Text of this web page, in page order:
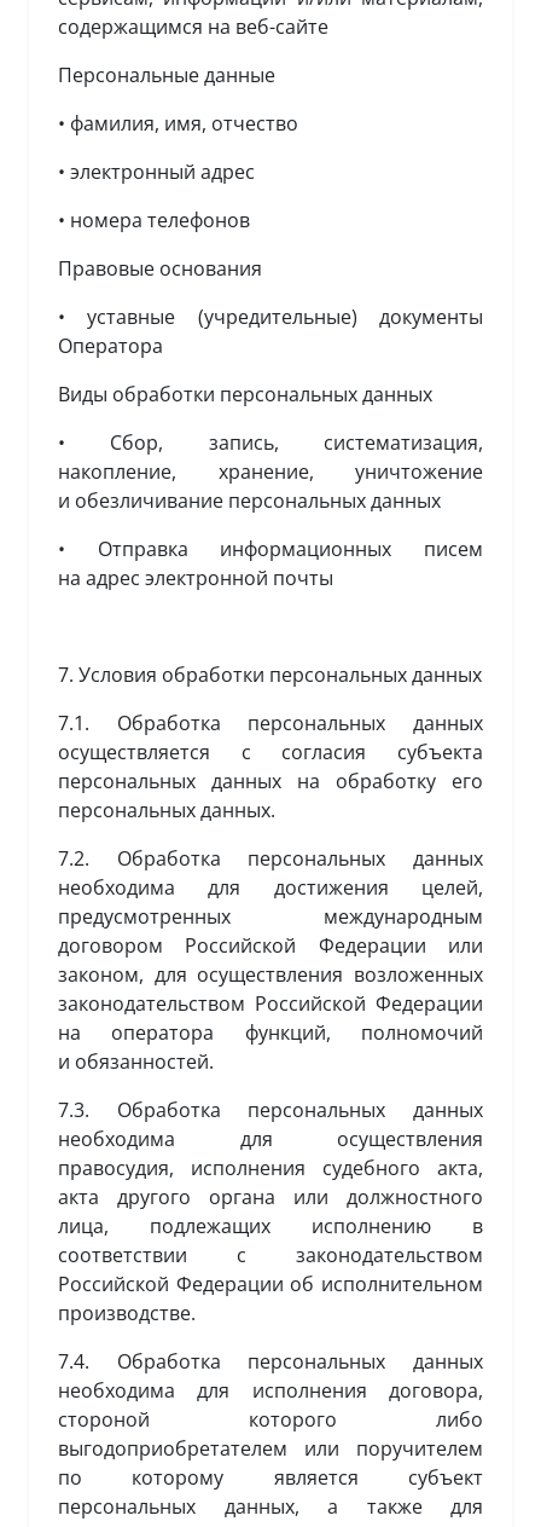
содержащимся на веб-сайте
Персональные данные
• фамилия, имя, отчество
• электронный адрес
• номера телефонов
Правовые основания
• уставные (учредительные) документы
Оператора
Виды обработки персональных данных
• Сбор, запись, систематизация,
накопление, хранение, уничтожение
и обезличивание персональных данных
• Отправка информационных писем
на адрес электронной почты
7. Условия обработки персональных данных
7.1. Обработка персональных данных
осуществляется с согласия субъекта
персональных данных на обработку его
персональных данных.
7.2. Обработка персональных данных
необходима для достижения целей,
предусмотренных международным
договором Российской Федерации или
законом, для осуществления возложенных
законодательством Российской Федерации
на оператора функций, полномочий
и обязанностей.
7.3. Обработка персональных данных
необходима для осуществления
правосудия, исполнения судебного акта,
акта другого органа или должностного
лица, подлежащих исполнению в
соответствии с законодательством
Российской Федерации об исполнительном
производстве.
7.4. Обработка персональных данных
необходима для исполнения договора,
стороной которого либо
выгодоприобретателем или поручителем
по которому является субъект
персональных данных, а также для